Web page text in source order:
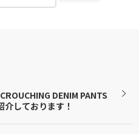
DENIM PANTS
しております！